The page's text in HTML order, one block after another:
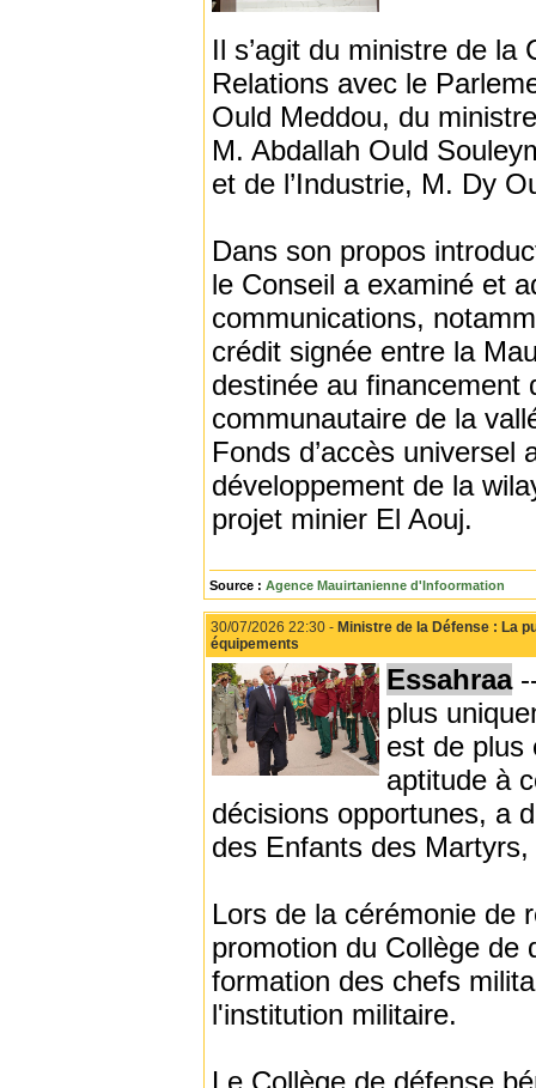
Il s’agit du ministre de
Relations avec le
Ould Meddou, du
M. Abdallah Ould
et de l’Industrie, M. Dy
Dans son propos
le Conseil a examiné et
communications,
crédit signée entre la
destinée au financement
communautaire de la
Fonds d’accès
développement de la
projet minier El Aouj.
Source : Agence Mauirtanienne d'Infoormation
30/07/2026 22:30 - Ministre de la Défense : La
équipements
Essahraa
plus
est de plus
aptitude à
décisions opportunes, a
des Enfants des
Lors de la cérémonie de
promotion du Collège de
formation des chefs
l'institution militaire.
Le Collège de défense